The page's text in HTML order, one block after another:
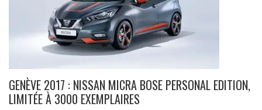
GENÈVE 2017 : NISSAN MICRA BOSE PERSONAL EDITION,
LIMITÉE À 3000 EXEMPLAIRES